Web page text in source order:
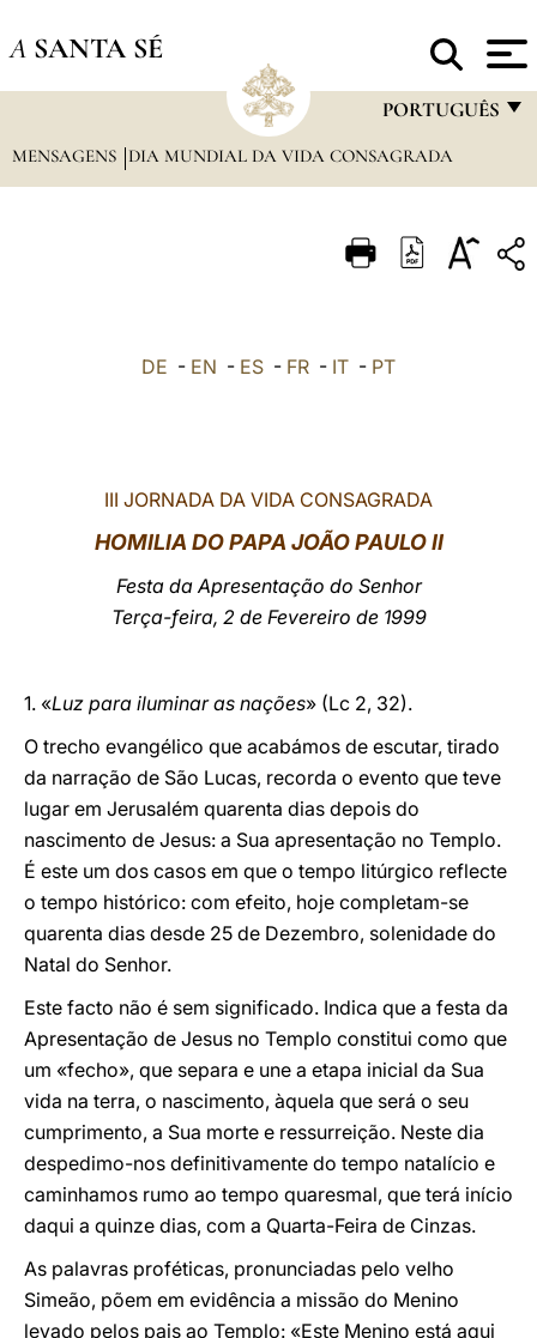
A SANTA SÉ
PORTUGUÊS
FRANÇAIS
ITALIANO
中文
LATINE
MENSAGENS DIA MUNDIAL DA VIDA CONSAGRADA
DE - EN - ES - FR - IT - PT
III JORNADA DA VIDA CONSAGRADA
HOMILIA DO PAPA JOÃO PAULO II
Festa da Apresentação do Senhor
Terça-feira, 2 de Fevereiro de 1999
1. «Luz para iluminar as nações» (Lc 2, 32).
O trecho evangélico que acabámos de escutar, tirado
da narração de São Lucas, recorda o evento que teve
lugar em Jerusalém quarenta dias depois do
nascimento de Jesus: a Sua apresentação no Templo.
É este um dos casos em que o tempo litúrgico reflecte
o tempo histórico: com efeito, hoje completam-se
quarenta dias desde 25 de Dezembro, solenidade do
Natal do Senhor.
Este facto não é sem significado. Indica que a festa da
Apresentação de Jesus no Templo constitui como que
um «fecho», que separa e une a etapa inicial da Sua
vida na terra, o nascimento, àquela que será o seu
cumprimento, a Sua morte e ressurreição. Neste dia
despedimo-nos definitivamente do tempo natalício e
caminhamos rumo ao tempo quaresmal, que terá início
daqui a quinze dias, com a Quarta-Feira de Cinzas.
As palavras proféticas, pronunciadas pelo velho
Simeão, põem em evidência a missão do Menino
levado pelos pais ao Templo: «Este Menino está aqui